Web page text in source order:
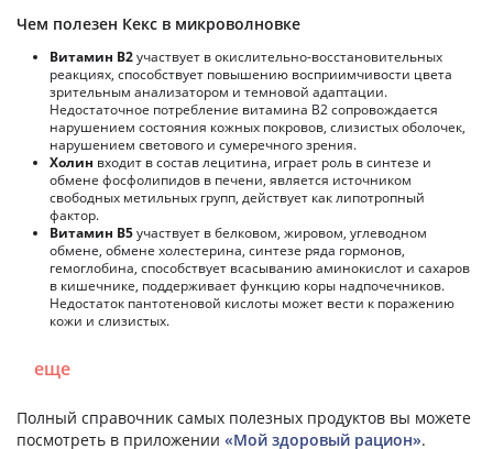
Чем полезен Кекс в микроволновке
Витамин В2участвует в окислительно-восстановительных
реакциях, способствует повышению восприимчивости цвета
зрительным анализатором и темновой адаптации.
Недостаточное потребление витамина В2 сопровождается
нарушением состояния кожных покровов, слизистых оболочек,
нарушением светового и сумеречного зрения.
Холин входит в состав лецитина, играет роль в синтезе и
обмене фосфолипидов в печени, является источником
свободных метильных групп, действует как липотропный
фактор.
Витамин В5участвует в белковом, жировом, углеводном
обмене, обмене холестерина, синтезе ряда гормонов,
гемоглобина, способствует всасыванию аминокислот и сахаров
в кишечнике, поддерживает функцию коры надпочечников.
Недостаток пантотеновой кислоты может вести к поражению
кожи и слизистых.
еще
Полный справочник самых полезных продуктов вы можете
посмотреть в приложении «Мой здоровый рацион».